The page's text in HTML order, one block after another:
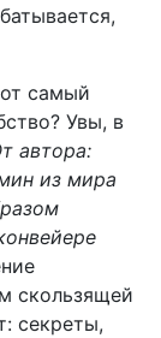
самый
Увы, в
автора:
из мира
скользящей
секреты,